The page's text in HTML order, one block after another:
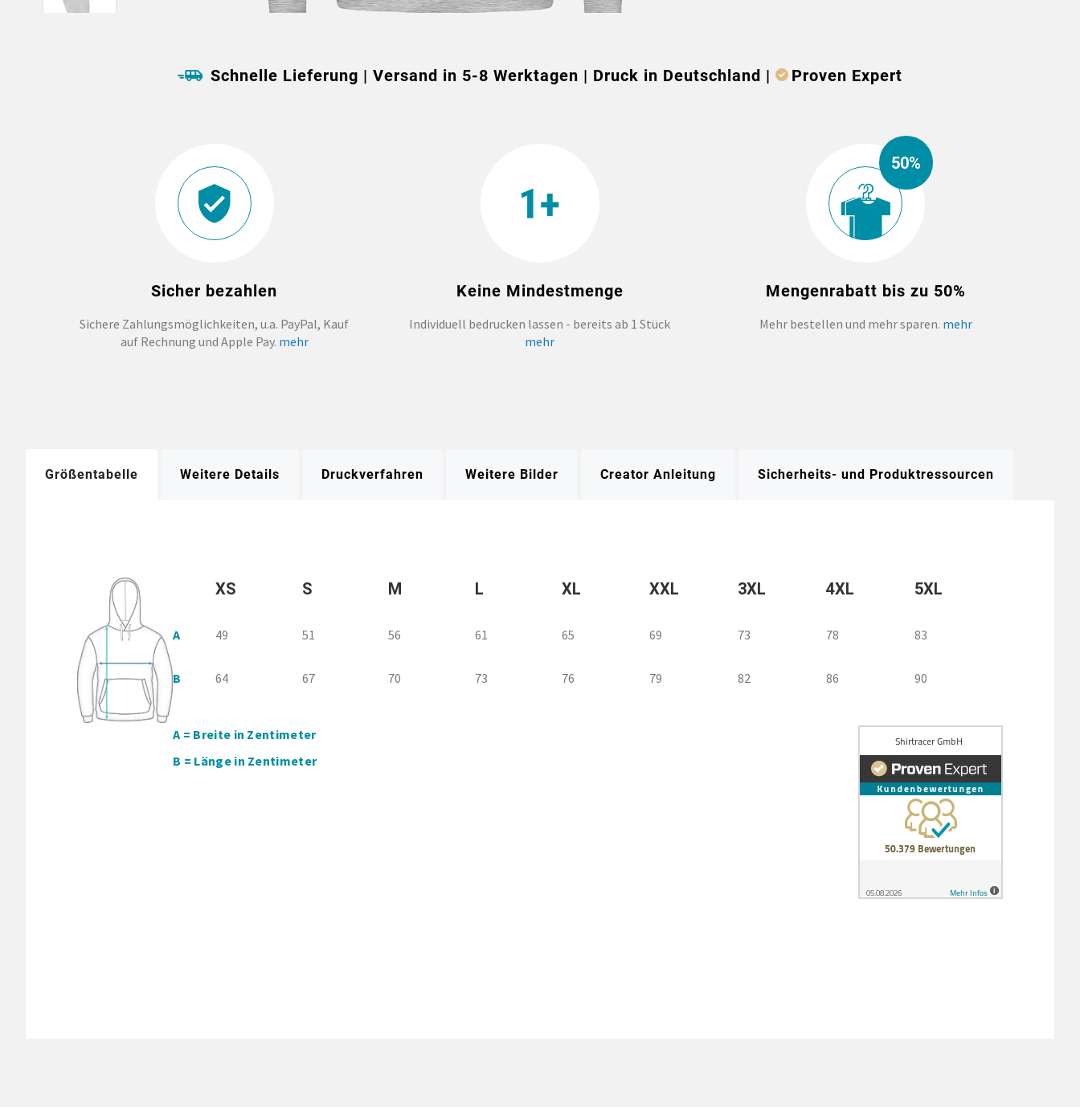
Schnelle Lieferung | Versand in 5-8 Werktagen | Druck in Deutschland | Proven Expert
Sicher bezahlen
Sichere Zahlungsmöglichkeiten, u.a. PayPal, Kauf
auf Rechnung und Apple Pay. mehr
Keine Mindestmenge
Individuell bedrucken lassen - bereits ab 1 Stück
mehr
50%
Mengenrabatt bis zu 50%
Mehr bestellen und mehr sparen. mehr
Größentabelle Weitere Details Druckverfahren Weitere Bilder Creator Anleitung Sicherheits- und Produktressourcen
XS S M L XL XXL 3XL 4XL 5XL
A 49 51 56 61 65 69 73 78 83
B 64 67 70 73 76 79 82 86 90
A = Breite in Zentimeter
B = Länge in Zentimeter